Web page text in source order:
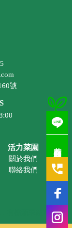
號
活力菜園
關於我們
聯絡我們